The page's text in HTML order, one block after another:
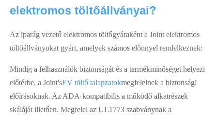
elektromos töltőállványai?
Az iparág vezető elektromos töltőgyáraként a Joint elektromos
töltőállványokat gyárt, amelyek számos előnnyel rendelkeznek:
Mindig a felhasználók biztonságát és a termékminőséget helyezi
előtérbe, a Joint'sEV töltő talapzatokmegfelelnek a biztonsági
előírásoknak. Az ADA-kompatibilis a működő alkatrészek
skáláját illetően. Megfelel az UL1773 szabványnak a